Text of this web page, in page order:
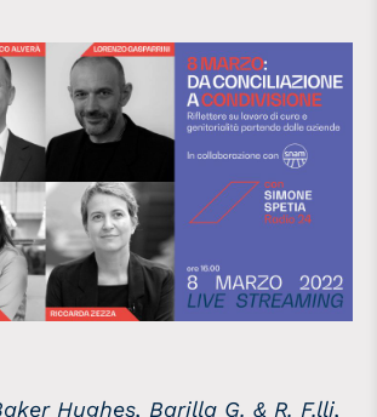
Hughes, Barilla G. & R. F.lli,